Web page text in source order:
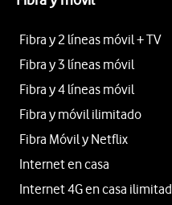
Fibra y 2 líneas móvil + TV
Fibra y 3 líneas móvil
Fibra y 4 líneas móvil
Fibra y móvil ilimitado
Fibra Móvil y Netflix
Internet en casa
Internet 4G en casa